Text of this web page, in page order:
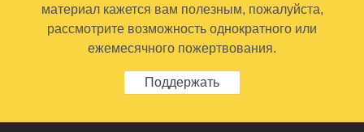
материал кажется вам полезным, пожалуйста,
рассмотрите возможность однократного или
ежемесячного пожертвования.
Поддержать